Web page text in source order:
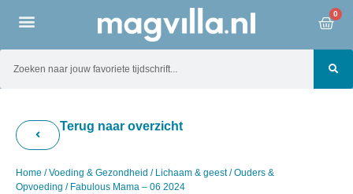
0
Terug naar overzicht
Home /Voeding & Gezondheid / Lichaam & geest/Ouders &
Opvoeding / Fabulous Mama – 06 2024